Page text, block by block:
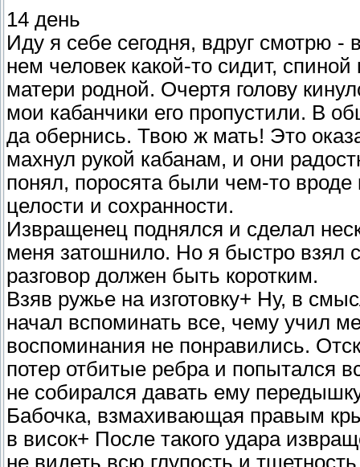
14 день
Иду я себе сегодня, вдруг смотрю -
нем человек какой-то сидит,
матери родной. Очертя голову
мои кабанчики его пропустили. В
да обернись. Твою ж мать! Это
махнул рукой кабанам, и они
понял, поросята были чем-то
целости и сохранности.
Извращенец поднялся и сделал
меня затошнило. Но я быстро взял
разговор должен быть коротким.
Взяв ружье на изготовку+ Ну, в
начал вспоминать все, чему учил
воспоминания не понравились.
потер отбитые ребра и попытался
не собирался давать ему
Бабочка, взмахивающая правым
в висок+ После такого удара
не видеть всю глупость и